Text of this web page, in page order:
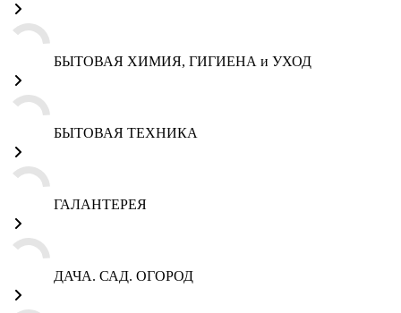
БЫТОВАЯ ХИМИЯ, ГИГИЕНА и УХОД
БЫТОВАЯ ТЕХНИКА
ГАЛАНТЕРЕЯ
ДАЧА. САД. ОГОРОД